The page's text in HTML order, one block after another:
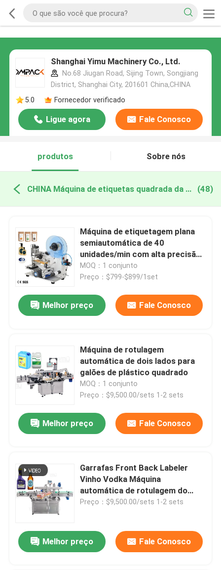
Shanghai Yimu Machinery Co., Ltd.
No.68 Jiugan Road, Sijing Town, Songjiang
District, Shanghai City, 201601 China,CHINA
5.0
Fornecedor verificado
Ligue agora Fale Conosco
produtos Sobre nós
CHINA Máquina de etiquetas quadrada da garrafa (48)
Máquina de etiquetagem plana
semiautomática de 40
unidades/min com alta precisão
para aplicador de etiqueta de
caixa de embalagem de papelão
MOQ：1 conjunto
Preço：$799-$899/1set
Melhor preço Fale Conosco
Máquina de rotulagem
automática de dois lados para
galões de plástico quadrado
MOQ：1 conjunto
Preço：$9,500.00/sets 1-2 sets
Melhor preço Fale Conosco
Garrafas Front Back Labeler
Vinho Vodka Máquina
automática de rotulagem do
pescoço da garrafa
Preço：$9,500.00/sets 1-2 sets
Melhor preço Fale Conosco